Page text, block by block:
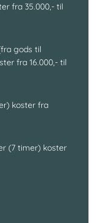
fra 35.000,- til
gods til
fra 16.000,- til
koster fra
(7 timer) koster